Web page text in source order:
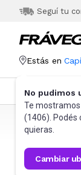
Seguí tu
Estás en
No pudimos
Te
(1406). Podés
quieras.
cambiar
Categorías
Frávega